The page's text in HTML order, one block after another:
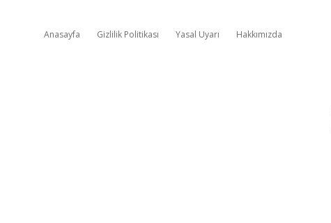
Anasayfa Gizlilik Politikası Yasal Uyarı Hakkımızda